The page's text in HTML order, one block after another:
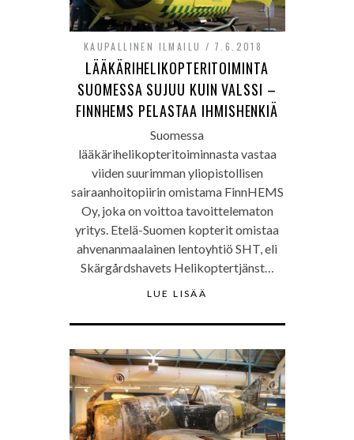
KAUPALLINEN ILMAILU 7.6.2018
LÄÄKÄRIHELIKOPTERITOIMINTA
SUOMESSA SUJUU KUIN VALSSI –
FINNHEMS PELASTAA IHMISHENKIÄ
Suomessa
lääkärihelikopteritoiminnasta vastaa
viiden suurimman yliopistollisen
sairaanhoitopiirin omistama FinnHEMS
Oy, joka on voittoa tavoittelematon
yritys. Etelä-Suomen kopterit omistaa
ahvenanmaalainen lentoyhtiö SHT, eli
Skärgårdshavets Helikoptertjänst…
LUE LISÄÄ